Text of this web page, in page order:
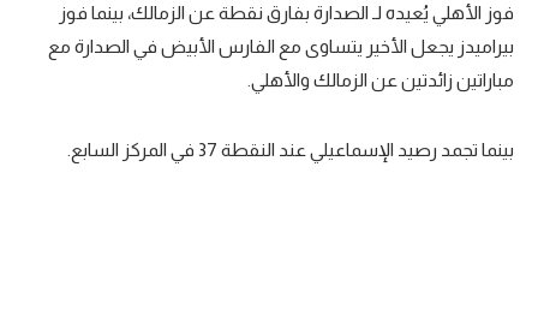
فوز الأهلي يُعيده لـ الصدارة بفارق نقطة عن الزمالك، بينما فوز
بيراميدز يجعل الأخير يتساوى مع الفارس الأبيض في الصدارة مع
مباراتين زائدتين عن الزمالك والأهلي.
بينما تجمد رصيد الإسماعيلي عند النقطة 37 في المركز السابع.